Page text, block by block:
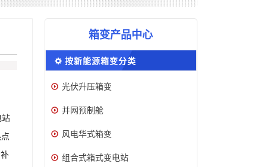
站
箱变产品中心
按新能源箱变分类
光伏升压箱变
并网预制舱
风电华式箱变
组合式箱式变电站